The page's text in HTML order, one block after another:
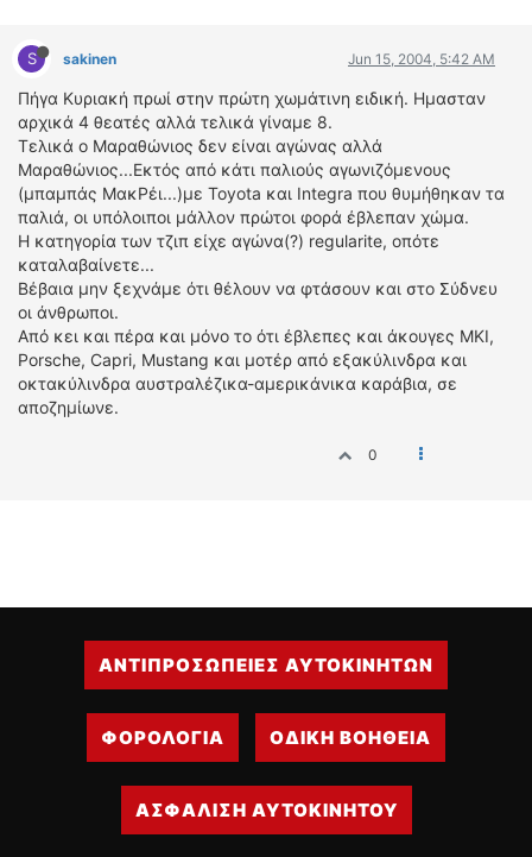
S sakinen Jun 15, 2004, 5:42 AM
Πήγα Κυριακή πρωί στην πρώτη χωμάτινη ειδική. Ημασταν
αρχικά 4 θεατές αλλά τελικά γίναμε 8.
Τελικά ο Μαραθώνιος δεν είναι αγώνας αλλά
Μαραθώνιος...Εκτός από κάτι παλιούς αγωνιζόμενους
(μπαμπάς ΜακΡέι...)με Toyota και Integra που θυμήθηκαν τα
παλιά, οι υπόλοιποι μάλλον πρώτοι φορά έβλεπαν χώμα.
Η κατηγορία των τζιπ είχε αγώνα(?) regularite, οπότε
καταλαβαίνετε...
Βέβαια μην ξεχνάμε ότι θέλουν να φτάσουν και στο Σύδνευ
οι άνθρωποι.
Από κει και πέρα και μόνο το ότι έβλεπες και άκουγες MKI,
Porsche, Capri, Mustang και μοτέρ από εξακύλινδρα και
οκτακύλινδρα αυστραλέζικα-αμερικάνικα καράβια, σε
αποζημίωνε.
0
ΑΝΤΙΠΡΟΣΩΠΕΙΕΣ ΑΥΤΟΚΙΝΗΤΩΝ
ΦΟΡΟΛΟΓΙΑ ΟΔΙΚΗ ΒΟΗΘΕΙΑ
ΑΣΦΑΛΙΣΗ ΑΥΤΟΚΙΝΗΤΟΥ